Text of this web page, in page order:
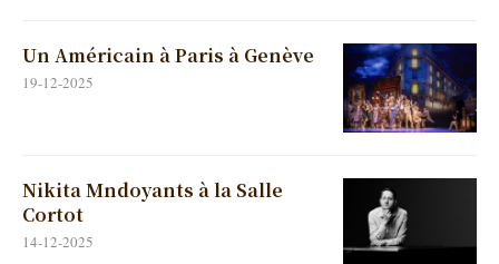
Un Américain à Paris à Genève
19-12-2025
Nikita Mndoyants à la Salle
Cortot
14-12-2025